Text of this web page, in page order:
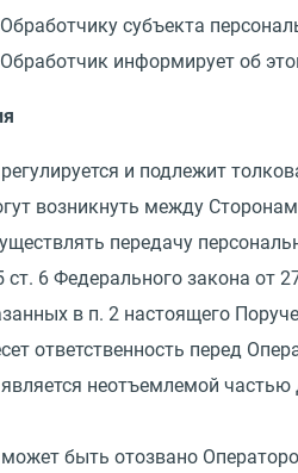
субъекта
информирует об
и подлежит
возникнуть между
передачу
ст. 6 Федерального закона от
в п. 2 настоящего
ответственность перед
неотъемлемой
быть отозвано